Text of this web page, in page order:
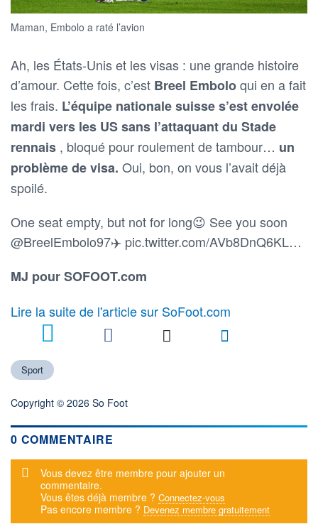
Maman, Embolo a raté l’avion
Ah, les États-Unis et les visas : une grande histoire
d’amour. Cette fois, c’est Breel Emboloqui en a fait
les frais. L’équipe nationale suisse s’est envolée
mardi vers les US sans l’attaquant du Stade
rennais , bloqué pour roulement de tambour… un
problème de visa. Oui, bon, on vous l’avait déjà
spoilé.
One seat empty, but not for long😉 See you soon
@BreelEmbolo97✈️ pic.twitter.com/AVb8DnQ6KL…
MJ pour SOFOOT.com
Lire la suite de l'article sur SoFoot.com
Sport
Copyright © 2026 So Foot
0 COMMENTAIRE
Message d'alerte
Vous devez être membre pour ajouter un
commentaire.
Vous êtes déjà membre ? Connectez-vous
Pas encore membre ? Devenez membre gratuitement